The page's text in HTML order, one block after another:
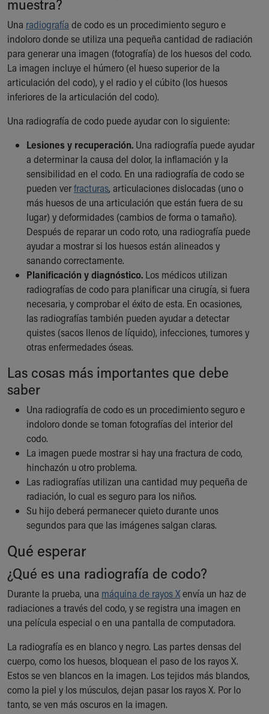
Ronald McDonald House Care Mobile
Health Centers
Symptom Checker
Financial Services
Price Estimates
Family Supports
Sports Health Services Provider for Akron Zips
Find a Pediatrics Location
MyChart
Make an Appointment
Breastfeeding Medicine
Child Passenger Safety
Safe Sleep for Babies
Safe Sleep
About Akron Children's Pediatrics
Who We Are
Building a Brighter Future
Our Mission, Vision, Promise
Calendar of Events
Community Mission
Connect With Us
Our Culture of Caring
Newsroom
Our Leadership
Quality and Patient Safety
Unity and Engagement
Women's Board
Our History
More childhood, please.™
Cincinnati Children's
Your Visit
MyChart Telehealth Visits
Directions
Doggie Brigade
During Your Visit
Rest Accommodations
Visiting
Department of Public Safety
Health Info
Health Information
Healthy Info, Healthy Kids
Inside Children's Blog
KidsHealth Topics
Family Library
Educational Resources
muestra?
Una radiografía de codo es un procedimiento seguro e
indoloro donde se utiliza una pequeña cantidad de radiación
para generar una imagen (fotografía) de los huesos del codo.
La imagen incluye el húmero (el hueso superior de la
articulación del codo), y el radio y el cúbito (los huesos
inferiores de la articulación del codo).
Una radiografía de codo puede ayudar con lo siguiente:
Lesiones y recuperación. Una radiografía puede ayudar
a determinar la causa del dolor, la inflamación y la
sensibilidad en el codo. En una radiografía de codo se
pueden verfracturas, articulaciones dislocadas (uno o
más huesos de una articulación que están fuera de su
lugar) y deformidades (cambios de forma o tamaño).
Después de reparar un codo roto, una radiografía puede
ayudar a mostrar si los huesos están alineados y
sanando correctamente.
Planificación y diagnóstico. Los médicos utilizan
radiografías de codo para planificar una cirugía, si fuera
necesaria, y comprobar el éxito de esta. En ocasiones,
las radiografías también pueden ayudar a detectar
quistes (sacos llenos de líquido), infecciones, tumores y
otras enfermedades óseas.
Las cosas más importantes que debe
saber
Una radiografía de codo es un procedimiento seguro e
indoloro donde se toman fotografías del interior del
codo.
La imagen puede mostrar si hay una fractura de codo,
hinchazón u otro problema.
Las radiografías utilizan una cantidad muy pequeña de
radiación, lo cual es seguro para los niños.
Su hijo deberá permanecer quieto durante unos
segundos para que las imágenes salgan claras.
Qué esperar
¿Qué es una radiografía de codo?
Durante la prueba, una máquina de rayos Xenvía un haz de
radiaciones a través del codo, y se registra una imagen en
una película especial o en una pantalla de computadora.
La radiografía es en blanco y negro. Las partes densas del
cuerpo, como los huesos, bloquean el paso de los rayos X.
Estos se ven blancos en la imagen. Los tejidos más blandos,
como la piel y los músculos, dejan pasar los rayos X. Por lo
tanto, se ven más oscuros en la imagen.